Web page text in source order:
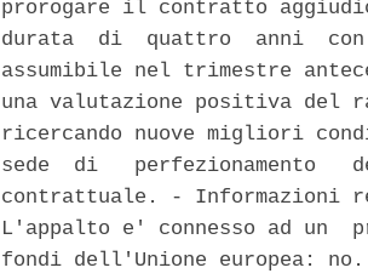
prorogare il contratto
durata  di  quattro  anni
assumibile nel trimestre
una valutazione positiva del
ricercando nuove migliori
sede  di   perfezionamento
contrattuale. - Informazioni
L'appalto e' connesso ad un
fondi dell'Unione europea: